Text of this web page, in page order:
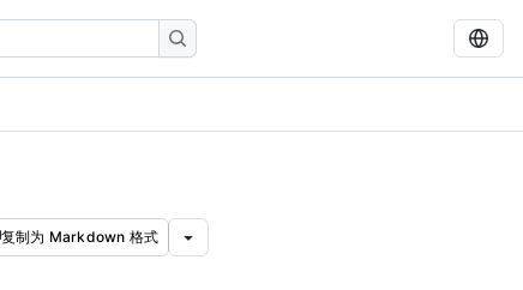
复制为 Markdown 格式